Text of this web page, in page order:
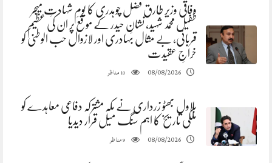
وفاقی وزیر طارق فضل چوہدری کا یومِ شہادتِ میجر
طفیل محمد شہید، نشانِ حیدر کے موقع پر ان کی عظیم
قربانی، بے مثال بہادری اور لازوال حب الوطنی کو
خراجِ عقیدت
08/08/2026
10مناظر
بلاول بھٹو زرداری نے مکہ مشترکہ دفاعی معاہدے کو
ملکی تاریخ کا اہم سنگ میل قرار دیدیا
08/08/2026
9مناظر